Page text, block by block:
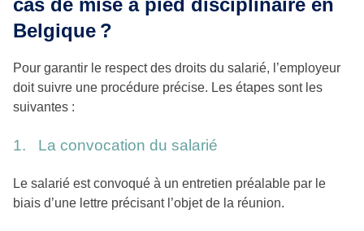
Belgique ?
Pour garantir le respect des droits du salarié, l’employeur
doit suivre une procédure précise. Les étapes sont les
suivantes :
1. La convocation du salarié
Le salarié est convoqué à un entretien préalable par le
biais d’une lettre précisant l’objet de la réunion.